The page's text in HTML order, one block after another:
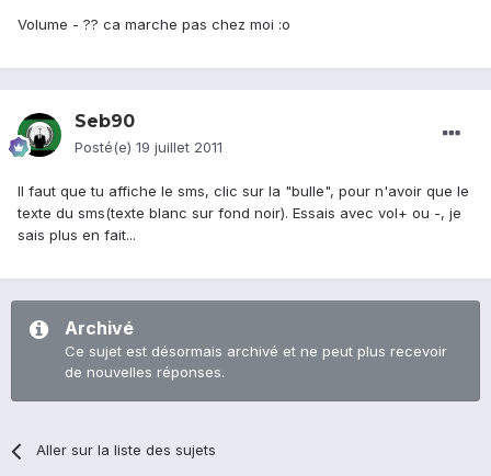
Volume - ?? ca marche pas chez moi :o
Seb90
Posté(e) 19 juillet 2011
Il faut que tu affiche le sms, clic sur la "bulle", pour n'avoir que le
texte du sms(texte blanc sur fond noir). Essais avec vol+ ou -, je
sais plus en fait...
Archivé
Ce sujet est désormais archivé et ne peut plus recevoir
de nouvelles réponses.
Aller sur la liste des sujets